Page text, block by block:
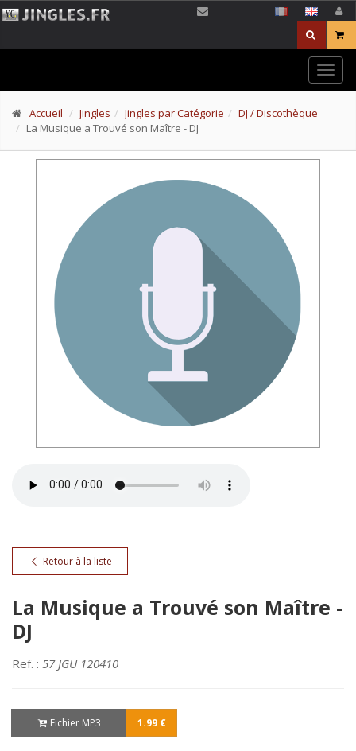
Accueil Jingles Jingles par Catégorie
DJ / Discothèque
La Musique a Trouvé son Maître - DJ
Retour à la liste
La Musique a Trouvé son Maître -
DJ
Ref. : 57 JGU 120410
Fichier MP3 1.99 €